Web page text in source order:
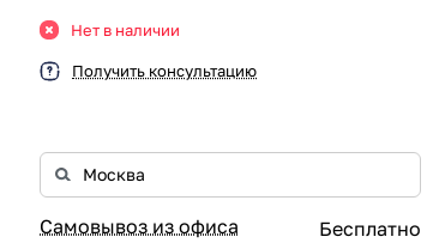
Нет в наличии
Получить консультацию
Самовывоз из офиса
Бесплатно